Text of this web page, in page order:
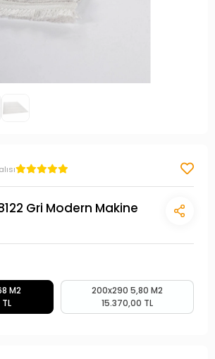
Gri Modern Makine
M2
200x290 5,80 M2
15.370,00 TL